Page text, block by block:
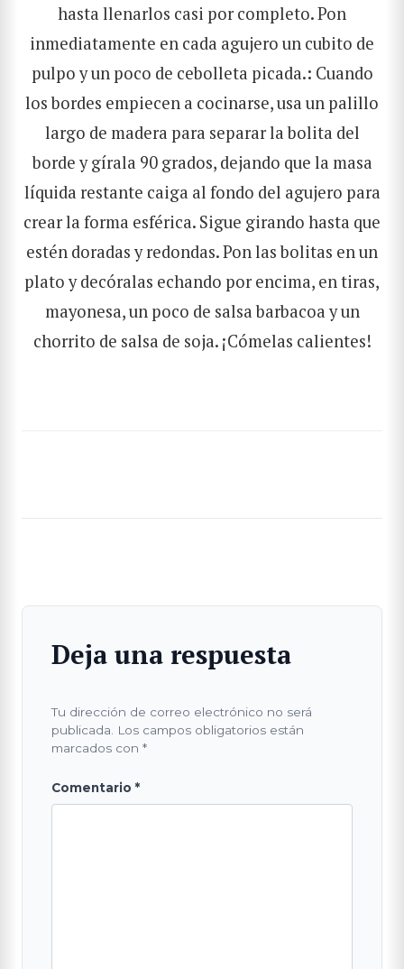
hasta llenarlos casi por completo. Pon
inmediatamente en cada agujero un cubito de
pulpo y un poco de cebolleta picada.: Cuando
los bordes empiecen a cocinarse, usa un palillo
largo de madera para separar la bolita del
borde y gírala 90 grados, dejando que la masa
líquida restante caiga al fondo del agujero para
crear la forma esférica. Sigue girando hasta que
estén doradas y redondas. Pon las bolitas en un
plato y decóralas echando por encima, en tiras,
mayonesa, un poco de salsa barbacoa y un
chorrito de salsa de soja. ¡Cómelas calientes!
Deja una respuesta
Tu dirección de correo electrónico no será
publicada.
Los campos obligatorios están
marcados con *
Comentario *